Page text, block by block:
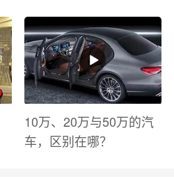
10万、20万与50万的汽
车，区别在哪？